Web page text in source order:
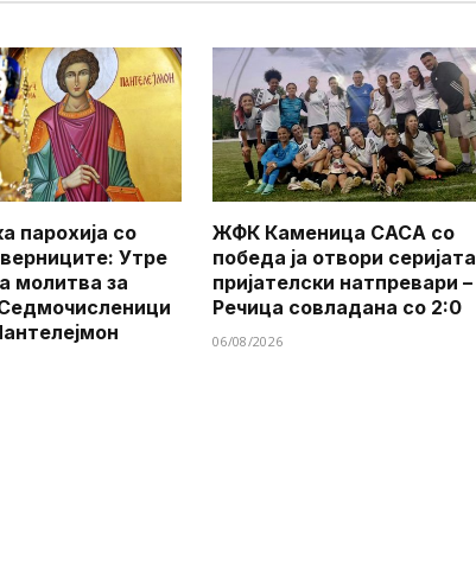
парохија со
Утре
молитва за
ЖФК Каменица САСА со
победа ја отвори серијата
пријателски натпревари –
Речица совладана со 2:0
06/08/2026